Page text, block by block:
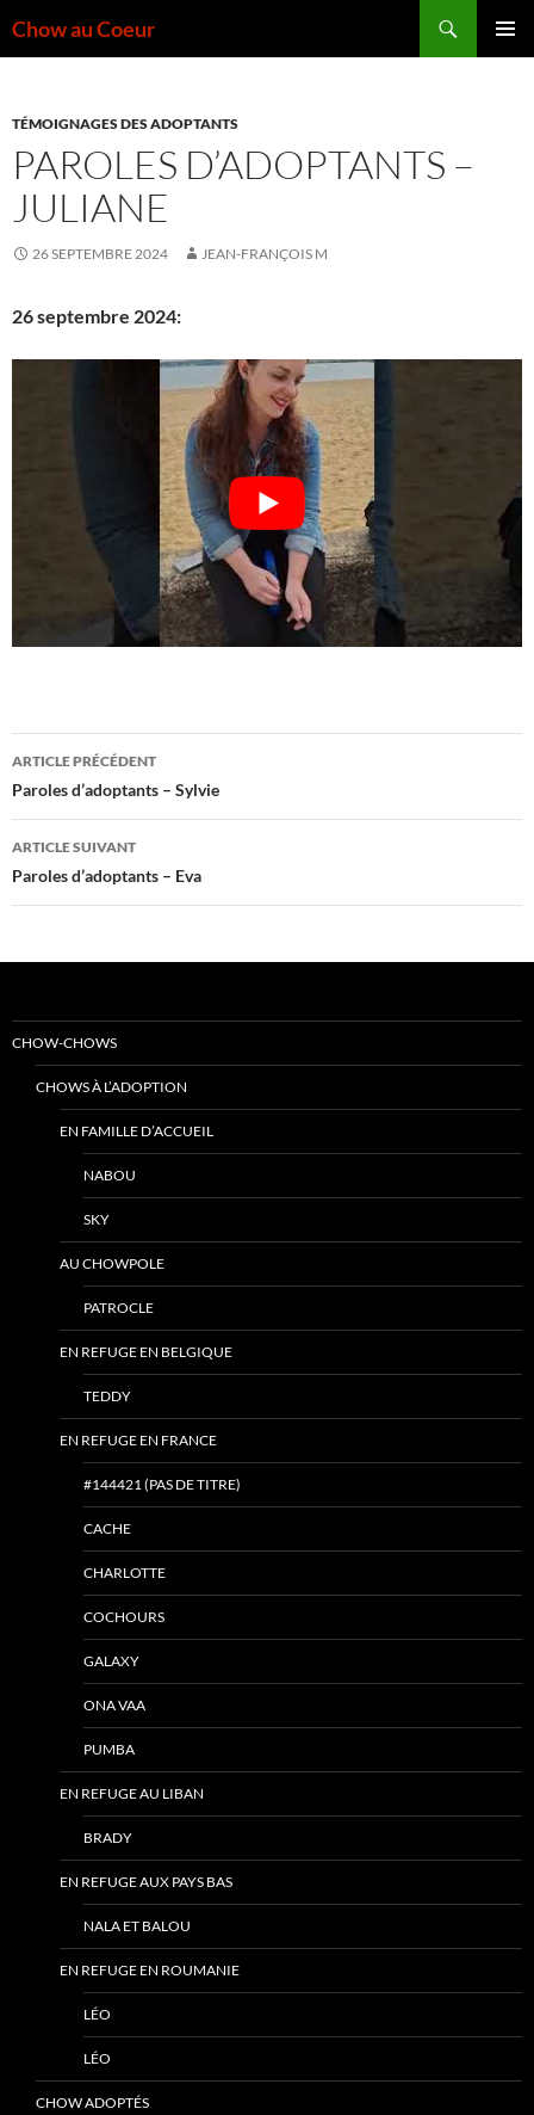
auChow au Coeur
TÉMOIGNAGES DES ADOPTANTS
PAROLES D’ADOPTANTS –
JULIANE
26 SEPTEMBRE 2024 JEAN-FRANÇOIS M
26 septembre 2024:
Navigation
des
articles
ARTICLE PRÉCÉDENT
Paroles d’adoptants – Sylvie
ARTICLE SUIVANT
Paroles d’adoptants – Eva
CHOW-CHOWS
CHOWS À L’ADOPTION
EN FAMILLE D’ACCUEIL
NABOU
SKY
AU CHOWPOLE
PATROCLE
EN REFUGE EN BELGIQUE
TEDDY
EN REFUGE EN FRANCE
#144421 (PAS DE TITRE)
CACHE
CHARLOTTE
COCHOURS
GALAXY
ONA VAA
PUMBA
EN REFUGE AU LIBAN
BRADY
EN REFUGE AUX PAYS BAS
NALA ET BALOU
EN REFUGE EN ROUMANIE
LÉO
LÉO
CHOW ADOPTÉS